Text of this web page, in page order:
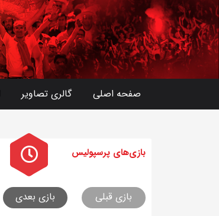
صفحه اصلی گالری تصاویر
بازی های پرسپولیس
بازی قبلی بازی بعدی